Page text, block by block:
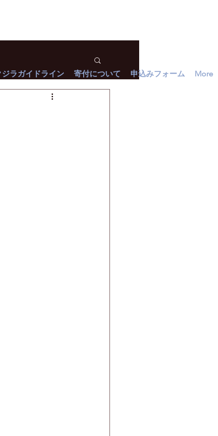
ジラガイドライン 寄付について 申込みフォーム More